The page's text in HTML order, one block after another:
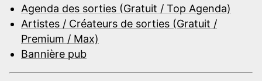
Agenda des sorties (Gratuit / Top Agenda)
Artistes / Créateurs de sorties (Gratuit /
Premium / Max)
Bannière pub